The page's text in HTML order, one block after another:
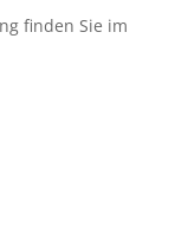
finden Sie im